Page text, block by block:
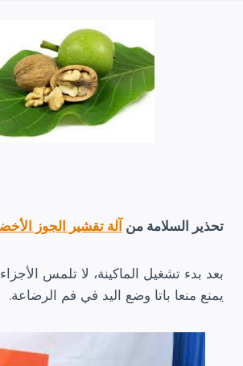
تحذير السلامة من آلة تقشير الجوز
بعد بدء تشغيل الماكينة، لا تلمس الأجزاء
يمنع منعا باتا وضع اليد في فم الرضاعة.